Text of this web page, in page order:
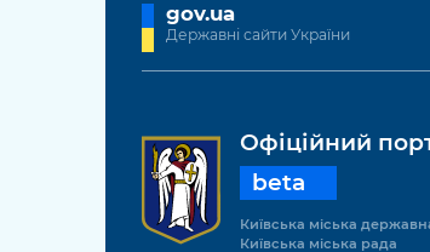
gov.ua
Державні сайти України
Офіційний
beta
Київська міська
Київська міська рада